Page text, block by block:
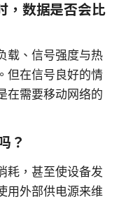
，数据是否会比
载、信号强度与热
但在信号良好的情
在需要移动网络的
？
耗，甚至使设备发
用外部供电源来维